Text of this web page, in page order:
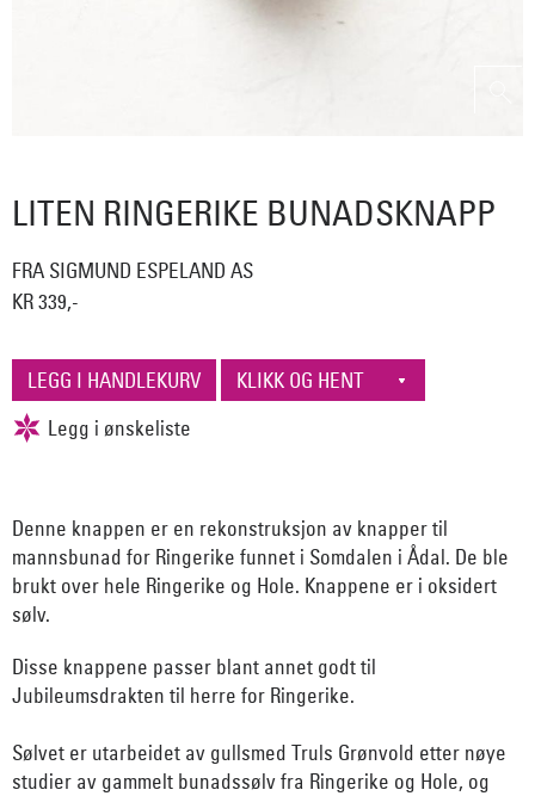
LITEN RINGERIKE BUNADSKNAPP
FRA SIGMUND ESPELAND AS
KR 339,-
Denne knappen er en rekonstruksjon av knapper til
mannsbunad for Ringerike funnet i Somdalen i Ådal. De ble
brukt over hele Ringerike og Hole. Knappene er i oksidert
sølv.
Disse knappene passer blant annet godt til
Jubileumsdrakten til herre for Ringerike.
Sølvet er utarbeidet av gullsmed Truls Grønvold etter nøye
studier av gammelt bunadssølv fra Ringerike og Hole, og